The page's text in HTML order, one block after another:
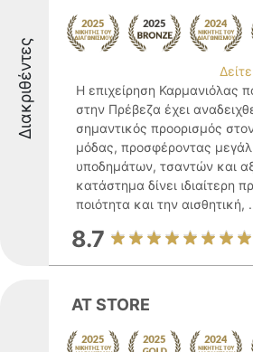
Διακριθέντες
Η επιχείρηση Καρμανιόλας
στην Πρέβεζα έχει
σημαντικός προορισμός
μόδας, προσφέροντας
υποδημάτων, τσαντών και
κατάστημα δίνει ιδιαίτερη
ποιότητα και την αισθητική,
8.7
AT STORE